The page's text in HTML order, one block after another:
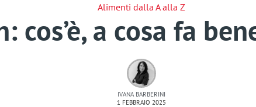
Alimenti dalla A alla Z
cos’è, a cosa fa
IVANA BARBERINI
1 FEBBRAIO 2025